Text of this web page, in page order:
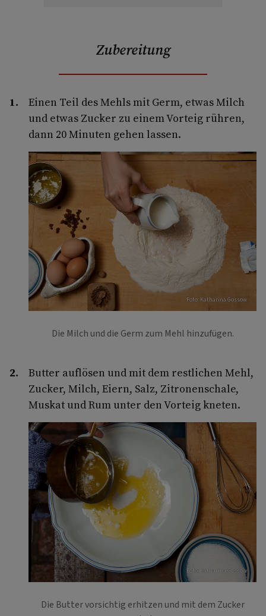
Zubereitung
Einen Teil des Mehls mit Germ, etwas Milch
und etwas Zucker zu einem Vorteig rühren,
dann 20 Minuten gehen lassen.
Foto: Katharina Gossow
Die Milch und die Germ zum Mehl hinzufügen.
Butter auflösen und mit dem restlichen Mehl,
Zucker, Milch, Eiern, Salz, Zitronenschale,
Muskat und Rum unter den Vorteig kneten.
Foto: Katharina Gossow
Die Butter vorsichtig erhitzen und mit dem Zucker